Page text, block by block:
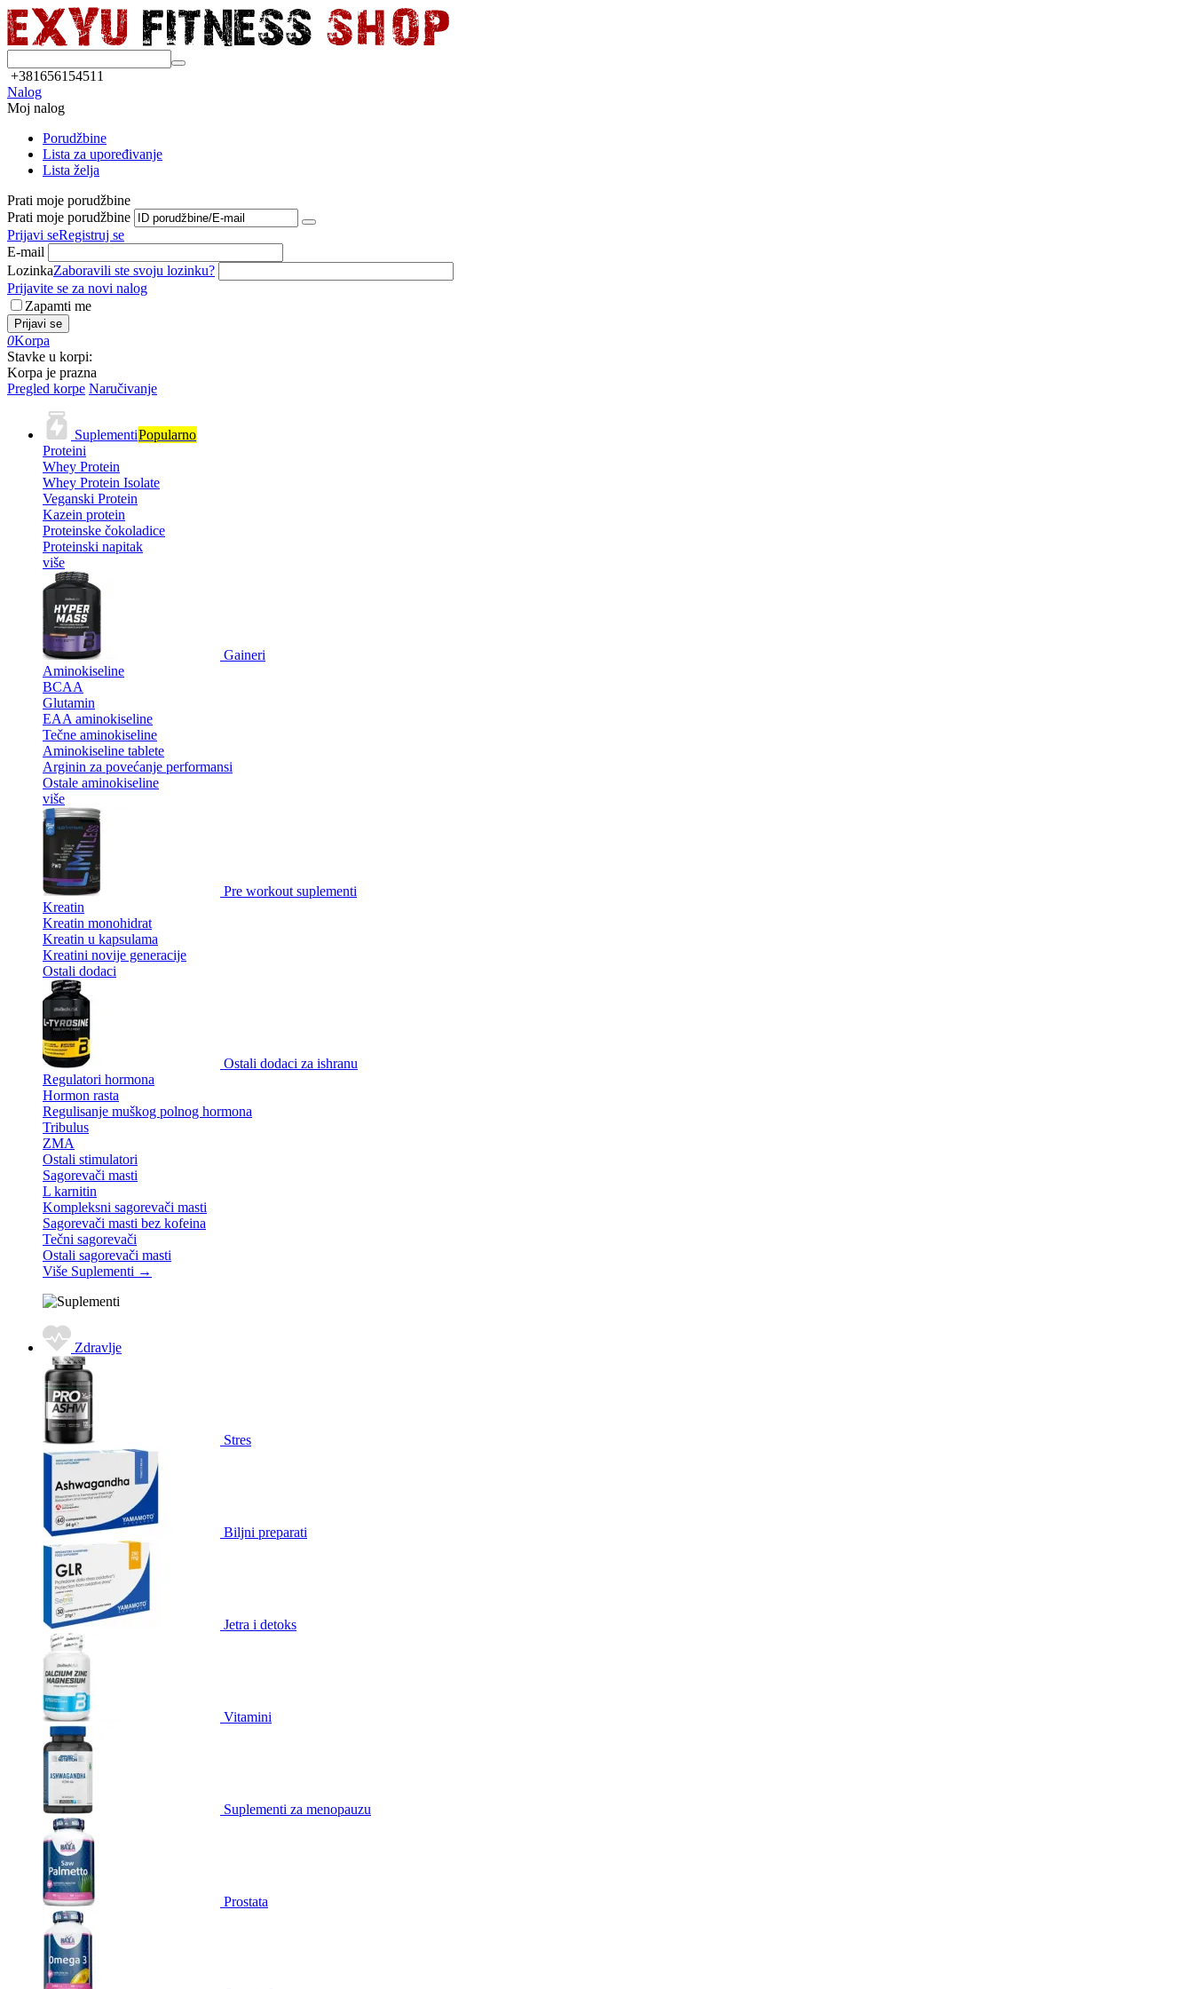
+381656154511
Nalog
Moj nalog
Porudžbine
Lista za upoređivanje
Lista želja
Prati moje porudžbine
Prati moje porudžbine
Prijavi seRegistruj se
E-mail
LozinkaZaboravili ste svoju lozinku?
Prijavite se za novi nalog
Zapamti me
Prijavi se
0Korpa
Stavke u korpi:
Korpa je prazna
Pregled korpe Naručivanje
SuplementiPopularno
Proteini
Whey Protein
Whey Protein Isolate
Veganski Protein
Kazein protein
Proteinske čokoladice
Proteinski napitak
više
Gaineri
Aminokiseline
BCAA
Glutamin
EAA aminokiseline
Tečne aminokiseline
Aminokiseline tablete
Arginin za povećanje performansi
Ostale aminokiseline
više
Pre workout suplementi
Kreatin
Kreatin monohidrat
Kreatin u kapsulama
Kreatini novije generacije
Ostali dodaci
Ostali dodaci za ishranu
Regulatori hormona
Hormon rasta
Regulisanje muškog polnog hormona
Tribulus
ZMA
Ostali stimulatori
Sagorevači masti
L karnitin
Kompleksni sagorevači masti
Sagorevači masti bez kofeina
Tečni sagorevači
Ostali sagorevači masti
Više Suplementi →
Zdravlje
Stres
Biljni preparati
Jetra i detoks
Vitamini
Suplementi za menopauzu
Prostata